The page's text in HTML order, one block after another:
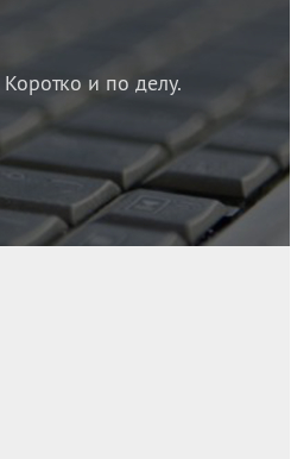
Коротко и по делу.